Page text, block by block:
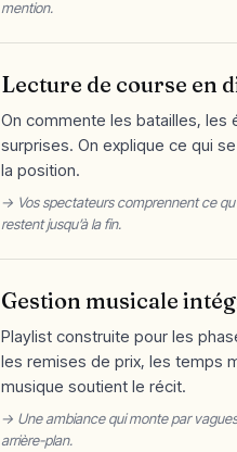
mention.
Lecture de course en
On commente les batailles, les
surprises. On explique ce qui
la position.
→ Vos spectateurs comprennent ce
restent jusqu’à la fin.
Gestion musicale
Playlist construite pour les
les remises de prix, les temps
musique soutient le récit.
→ Une ambiance qui monte par
arrière-plan.